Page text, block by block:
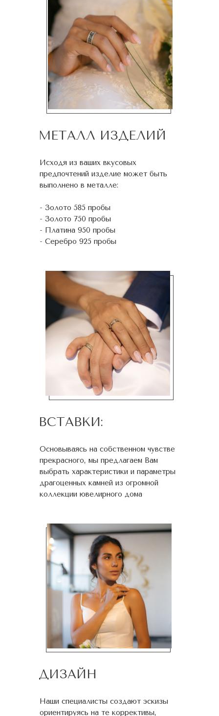
МЕТАЛЛ ИЗДЕЛИЙ
Исходя из ваших вкусовых
предпочтений изделие может быть
выполнено в металле:
- Золото 585 пробы
- Золото 750 пробы
- Платина 950 пробы
- Серебро 925 пробы
ВСТАВКИ:
Основываясь на собственном чувстве
прекрасного, мы предлагаем Вам
выбрать характеристики и параметры
драгоценных камней из огромной
коллекции ювелирного дома
ДИЗАЙН
Наши специалисты создают эскизы
ориентируясь на те коррективы,